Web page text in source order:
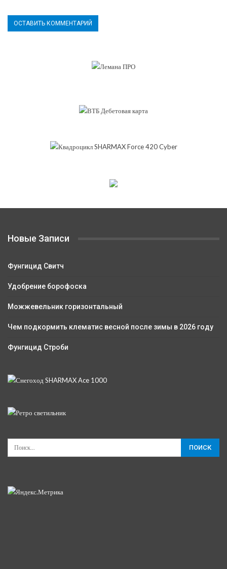
Новые Записи
Фунгицид Свитч
Удобрение борофоска
Можжевельник горизонтальный
Чем подкормить клематис весной после зимы в 2026 году
Фунгицид Строби